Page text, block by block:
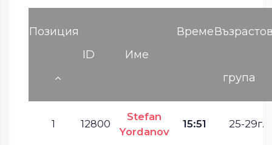
Позиция
ID
Име
Време
група
1 12800
Stefan
Yordanov
15:51 25-29г.